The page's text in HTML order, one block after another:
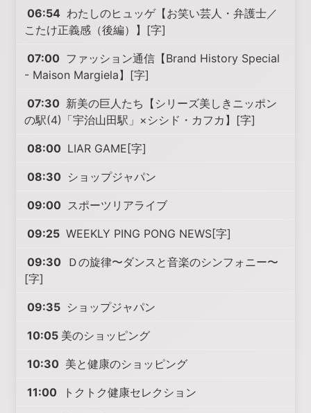
06:54 わたしのヒュッゲ【お笑い芸人・弁護士／
こたけ正義感（後編）】[字]
07:00 ファッション通信【Brand History Special
- Maison Margiela】[字]
07:30 新美の巨人たち【シリーズ美しきニッポン
の駅(4)「宇治山田駅」×シシド・カフカ】[字]
08:00 LIAR GAME[字]
08:30 ショップジャパン
09:00 スポーツリアライブ
09:25 WEEKLY PING PONG NEWS[字]
09:30 Ｄの旋律〜ダンスと音楽のシンフォニー〜
[字]
09:35 ショップジャパン
10:05 美のショッピング
10:30 美と健康のショッピング
11:00 トクトク健康セレクション